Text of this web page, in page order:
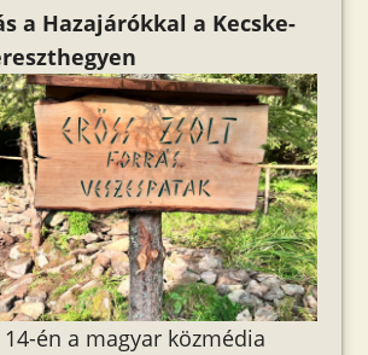
a Hazajárókkal a Kecske-
én a magyar közmédia